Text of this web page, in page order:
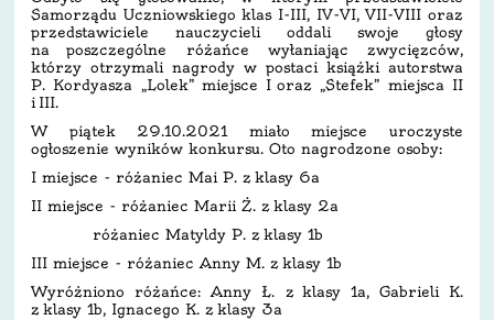
Samorządu Uczniowskiego klas I-III, IV-VI, VII-VIII oraz
przedstawiciele nauczycieli oddali swoje głosy
na poszczególne różańce wyłaniając zwycięzców,
którzy otrzymali nagrody w postaci książki autorstwa
P. Kordyasza „Lolek” miejsce I oraz „Stefek” miejsca II
i III.
W piątek 29.10.2021 miało miejsce uroczyste
ogłoszenie wyników konkursu. Oto nagrodzone osoby:
I miejsce - różaniec Mai P. z klasy 6a
II miejsce - różaniec Marii Ż. z klasy 2a
różaniec Matyldy P. z klasy 1b
III miejsce - różaniec Anny M. z klasy 1b
Wyróżniono różańce: Anny Ł. z klasy 1a, Gabrieli K.
z klasy 1b, Ignacego K. z klasy 3a